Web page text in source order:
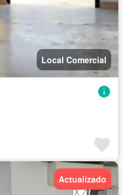
Local Comercial
Actualizado